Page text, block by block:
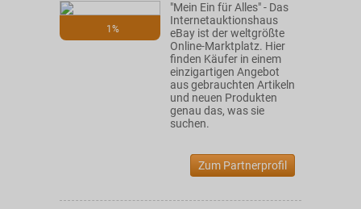
1%
"Mein Ein für Alles" - Das
Internetauktionshaus
eBay ist der weltgrößte
Online-Marktplatz. Hier
finden Käufer in einem
einzigartigen Angebot
aus gebrauchten Artikeln
und neuen Produkten
genau das, was sie
suchen.
Zum Partnerprofil